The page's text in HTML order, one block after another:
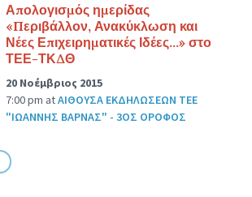
Απολογισμός ημερίδας
«Περιβάλλον, Ανακύκλωση και
Νέες Επιχειρηματικές Ιδέες…» στο
ΤΕΕ-ΤΚΔΘ
20 Νοέμβριος 2015
7:00 pm atΑΙΘΟΥΣΑ ΕΚΔΗΛΩΣΕΩΝ ΤΕΕ
"ΙΩΑΝΝΗΣ ΒΑΡΝΑΣ" - 3ΟΣ ΟΡΟΦΟΣ